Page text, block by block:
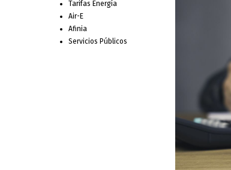
Tarifas Energía
Air-E
Afinia
Servicios Públicos